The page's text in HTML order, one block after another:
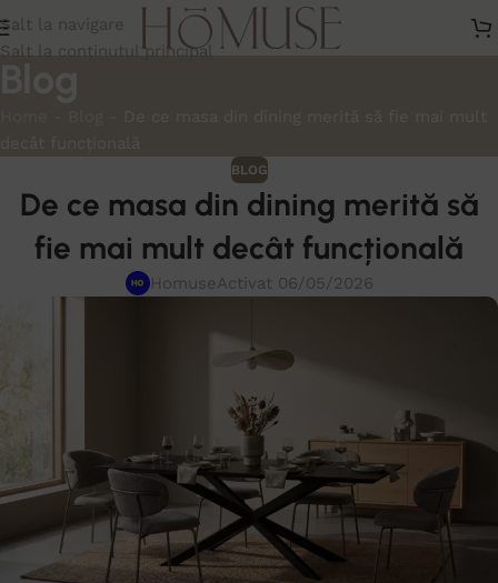
Salt la navigare
Salt la conținutul principal
BLOG
De ce masa din dining merită să
fie mai mult decât funcțională
HomuseActivat 06/05/2026